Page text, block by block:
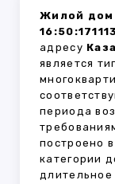
Жилой дом
адресу
является
периода
построено в
категории